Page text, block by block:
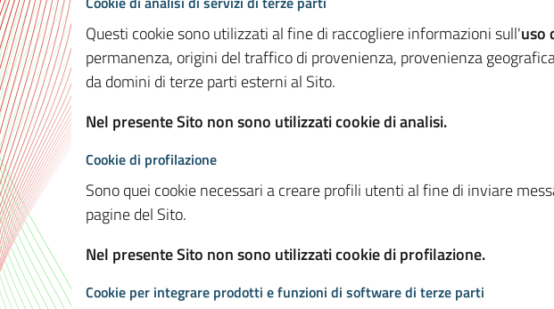
Questi cookie sono utilizzati al fine di raccogliere informazioni sull'uso
permanenza, origini del traffico di provenienza, provenienza
da domini di terze parti esterni al Sito.
Nel presente Sito non sono utilizzati cookie di analisi.
Cookie di profilazione
Sono quei cookie necessari a creare profili utenti al fine di inviare
pagine del Sito.
Nel presente Sito non sono utilizzati cookie di profilazione.
Cookie per integrare prodotti e funzioni di software di terze parti